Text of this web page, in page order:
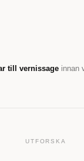
till vernissage innan
UTFORSKA